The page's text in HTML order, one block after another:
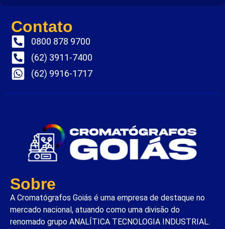
Contato
0800 878 9700
(62) 3911-7400
(62) 9916-1717
Sobre
A Cromatógrafos Goiás é uma empresa de destaque no
mercado nacional, atuando como uma divisão do
renomado grupo ANALÍTICA TECNOLOGIA INDUSTRIAL.